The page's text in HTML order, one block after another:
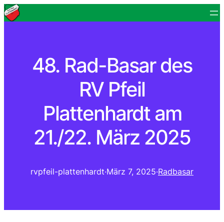
48. Rad-Basar des
RV Pfeil
Plattenhardt am
21./22. März 2025
rvpfeil-plattenhardt·März 7, 2025·Radbasar